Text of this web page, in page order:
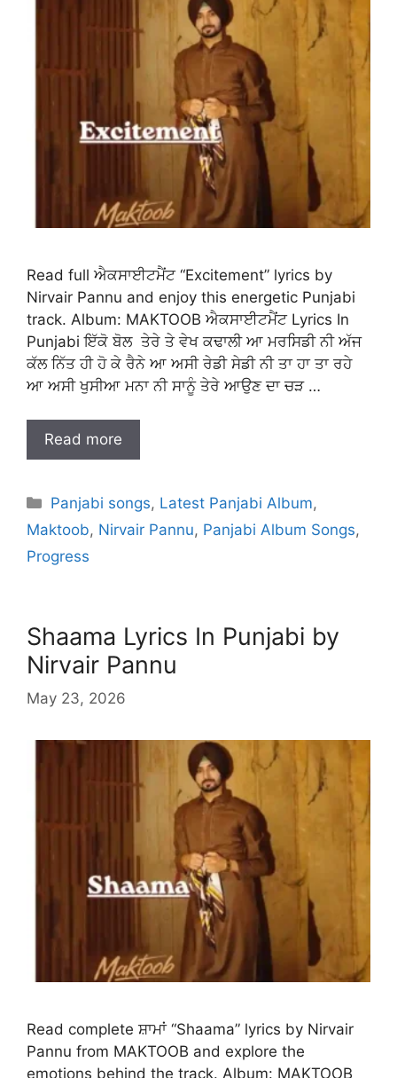
Read full ਐਕਸਾਈਟਮੈਂਟ “Excitement” lyrics by
Nirvair Pannu and enjoy this energetic Punjabi
track. Album: MAKTOOB ਐਕਸਾਈਟਮੈਂਟ Lyrics In
Punjabi ਇੱਕੋ ਬੋਲ ਤੇਰੇ ਤੇ ਵੇਖ ਕਢਾਲੀ ਆ ਮਰਸਿਡੀ ਨੀ ਅੱਜ
ਕੱਲ ਨਿੱਤ ਹੀ ਹੋ ਕੇ ਰੈਨੇ ਆ ਅਸੀ ਰੇਡੀ ਸੇਡੀ ਨੀ ਤਾ ਹਾ ਤਾ ਰਹੇ
ਆ ਅਸੀ ਖੁਸੀਆ ਮਨਾ ਨੀ ਸਾਨੂੰ ਤੇਰੇ ਆਉਣ ਦਾ ਚੜ …
Read more
Categories
Panjabi songs, Latest Panjabi Album,
Maktoob, Nirvair Pannu, Panjabi Album Songs,
Progress
Shaama Lyrics In Punjabi by
Nirvair Pannu
May 23, 2026
Read complete ਸ਼ਾਮਾਂ “Shaama” lyrics by Nirvair
Pannu from MAKTOOB and explore the
emotions behind the track. Album: MAKTOOB